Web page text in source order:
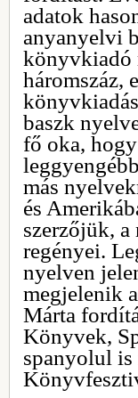
adatok
anyanyelvi
könyvkiadó
háromszáz,
baszk
fő oka,
más
és
szerzőjük,
regényei.
nyelven
megjelenik
Márta
Könyvek,
spanyolul is